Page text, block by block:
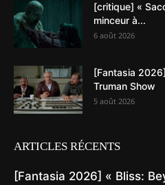
[critique] «
minceur à...
6 août 2026
[Fantasia
Truman Show
5 août 2026
ARTICLES RÉCENTS
[Fantasia 2026] « Bliss: